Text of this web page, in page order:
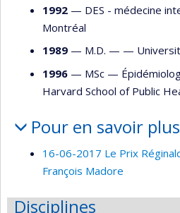
1992 — DES - médecine
Montréal
1989 — M.D. — —
1996 — MSc —
Harvard School of Public
Pour en savoir
16-06-2017 Le Prix
François Madore
Disciplines